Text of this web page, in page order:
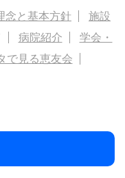
念と基本方針
施設
病院紹介
学会・
で見る恵友会